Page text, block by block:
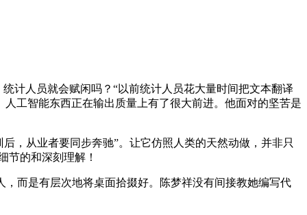
计人员就会赋闲吗？“以前统计人员花大量时间把文本翻译
工智能东西正在输出质量上有了很大前进。他面对的坚苦是
从业者要同步奔驰”。让它仿照人类的天然动做，并非只
节的和深刻理解！
而是有层次地将桌面拾掇好。陈梦祥没有间接教她编写代